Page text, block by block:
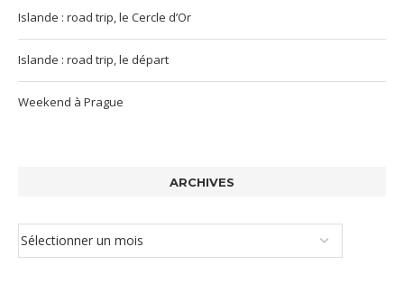
Islande : road trip, le Cercle d’Or
Islande : road trip, le départ
Weekend à Prague
ARCHIVES